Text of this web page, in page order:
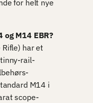
for helt nye
og M14 EBR?
Rifle) har et
rail-
M14 i
scope-